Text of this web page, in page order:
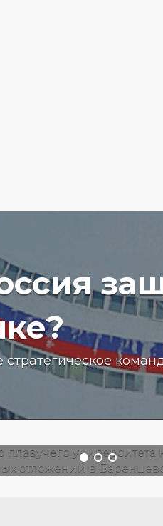
начали
донных
Баренцевом море